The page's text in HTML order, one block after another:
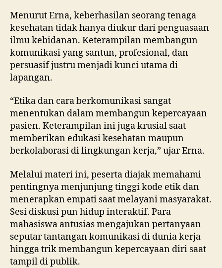
Menurut Erna, keberhasilan seorang tenaga
kesehatan tidak hanya diukur dari penguasaan
ilmu kebidanan. Keterampilan membangun
komunikasi yang santun, profesional, dan
persuasif justru menjadi kunci utama di
lapangan.
“Etika dan cara berkomunikasi sangat
menentukan dalam membangun kepercayaan
pasien. Keterampilan ini juga krusial saat
memberikan edukasi kesehatan maupun
berkolaborasi di lingkungan kerja,” ujar Erna.
Melalui materi ini, peserta diajak memahami
pentingnya menjunjung tinggi kode etik dan
menerapkan empati saat melayani masyarakat.
Sesi diskusi pun hidup interaktif. Para
mahasiswa antusias mengajukan pertanyaan
seputar tantangan komunikasi di dunia kerja
hingga trik membangun kepercayaan diri saat
tampil di publik.